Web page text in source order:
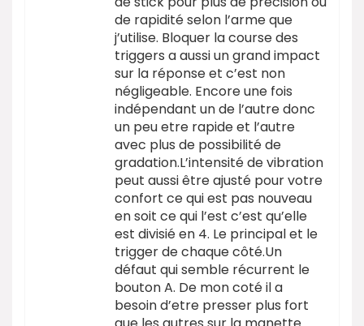
de rapidité selon l’arme que
j’utilise. Bloquer la course des
triggers a aussi un grand impact
sur la réponse et c’est non
négligeable. Encore une fois
indépendant un de l’autre donc
un peu etre rapide et l’autre
avec plus de possibilité de
gradation.L’intensité de vibration
peut aussi être ajusté pour votre
confort ce qui est pas nouveau
en soit ce qui l’est c’est qu’elle
est divisié en 4. Le principal et le
trigger de chaque côté.Un
défaut qui semble récurrent le
bouton A. De mon coté il a
besoin d’etre presser plus fort